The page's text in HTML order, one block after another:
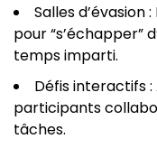
Salles d’évasion
pour “s’échapper”
temps imparti.
Défis interactifs
participants
tâches.